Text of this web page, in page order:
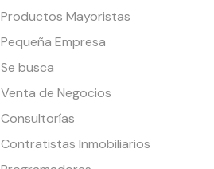
Productos Mayoristas
Pequeña Empresa
Se busca
Venta de Negocios
Consultorías
Contratistas Inmobiliarios